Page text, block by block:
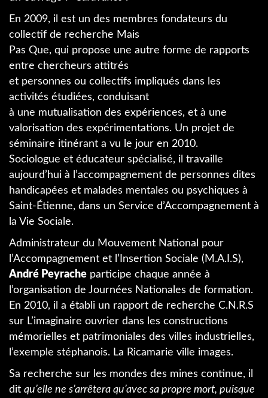
En 2009, il est un des membres fondateurs du
collectif de recherche Mais
Pas Que, qui propose une autre forme de rapports
entre chercheurs attitrés
et personnes ou collectifs impliqués dans les
activités étudiées, conduisant
à une mutualisation des expériences, et à une
valorisation des expérimentations. Un projet de
séminaire itinérant a vu le jour en 2010.
Sociologue et éducateur spécialisé, il travaille
aujourd’hui à l’accompagnement de personnes dites
handicapées et malades mentales ou psychiques à
Saint-Étienne, dans un Service d’Accompagnement à
la Vie Sociale.
Administrateur du Mouvement National pour
l’Accompagnement et l’Insertion Sociale (M.A.I.S),
André Peyrache participe chaque année à
l’organisation de Journées Nationales de formation.
En 2010, il a établi un rapport de recherche C.N.R.S
sur L’imaginaire ouvrier dans les constructions
mémorielles et patrimoniales des villes industrielles,
l’exemple stéphanois. La Ricamarie ville images.
Sa recherche sur les mondes des mines continue, il
dit qu’elle ne s’arrêtera qu’avec sa propre mort, puisque